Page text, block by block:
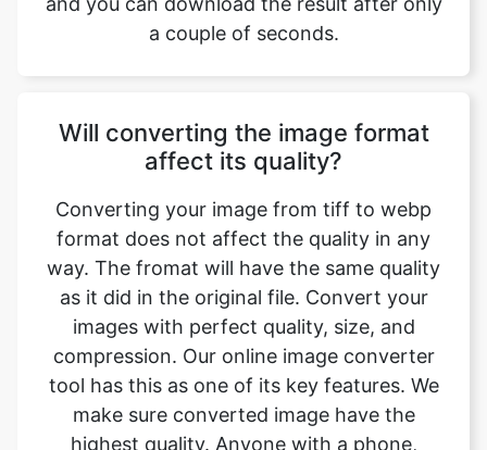
Will converting the image format
format does not affect the quality in any
way. The fromat will have the same quality
as it did in the original file. Convert your
images with perfect quality, size, and
compression. Our online image converter
tool has this as one of its key features. We
make sure converted image have the
highest quality. Anyone with a phone,
tablet, laptop, or pc can access this tool
and use it for free.